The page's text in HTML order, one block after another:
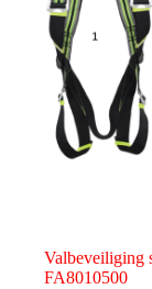
Valbeveiliging
FA8010500